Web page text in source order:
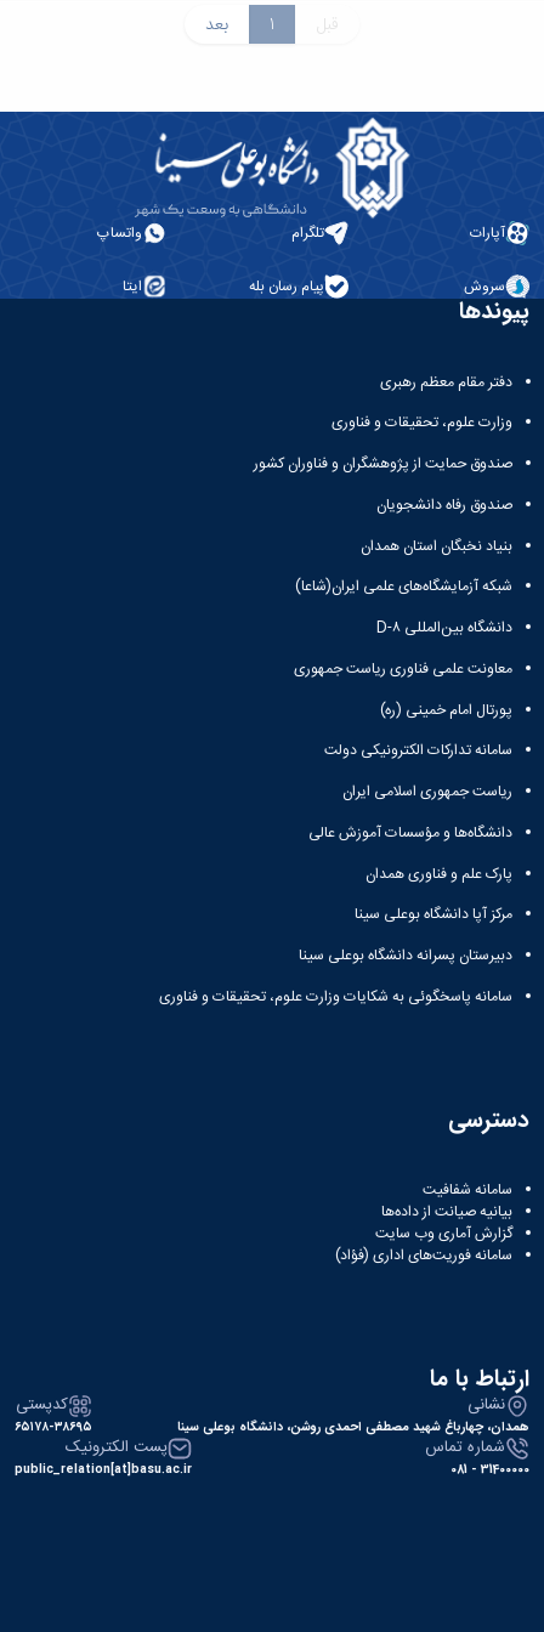
قبل 1 بعد
آپارات تلگرام واتساپ
سروش پیام رسان بله ایتا
پیوندها
دفتر مقام معظم رهبری
وزارت علوم، تحقیقات و فناوری
صندوق حمایت از پژوهشگران و فناوران کشور
صندوق رفاه دانشجویان
بنیاد نخبگان استان همدان
شبکه آزمایشگاه‌های علمی ایران(شاعا)
دانشگاه بین‌المللی D-۸
معاونت علمی فناوری ریاست جمهوری
پورتال امام خمینی (ره)
سامانه تدارکات الکترونیکی دولت
ریاست جمهوری اسلامی ایران
دانشگاه‌ها و مؤسسات آموزش عالی
پارک علم و فناوری همدان
مرکز آپا دانشگاه بوعلی سینا
دبیرستان پسرانه دانشگاه بوعلی سینا
سامانه پاسخگوئی به شکایات وزارت علوم، تحقیقات و فناوری
دسترسی
سامانه شفافیت
بیانیه صیانت از داده‌ها
گزارش آماری وب‌ سایت
سامانه فوریت‌های اداری (فؤاد)
ارتباط با ما
نشانی
همدان، چهارباغ شهید مصطفی احمدی روشن، دانشگاه بوعلی سینا
کدپستی
۶۵۱۷۸-۳۸۶۹۵
شماره تماس
31400000 - 081
پست الکترونیک
public_relation[at]basu.ac.ir